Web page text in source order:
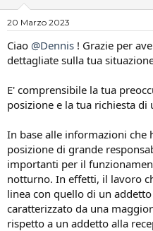
20 Marzo 2023
Ciao @Dennis ! Grazie per
dettagliate sulla tua
E' comprensibile la tua
posizione e la tua richiesta
In base alle informazioni che
posizione di grande
importanti per il
notturno. In effetti, il lavoro
linea con quello di un
caratterizzato da una
rispetto a un addetto alla